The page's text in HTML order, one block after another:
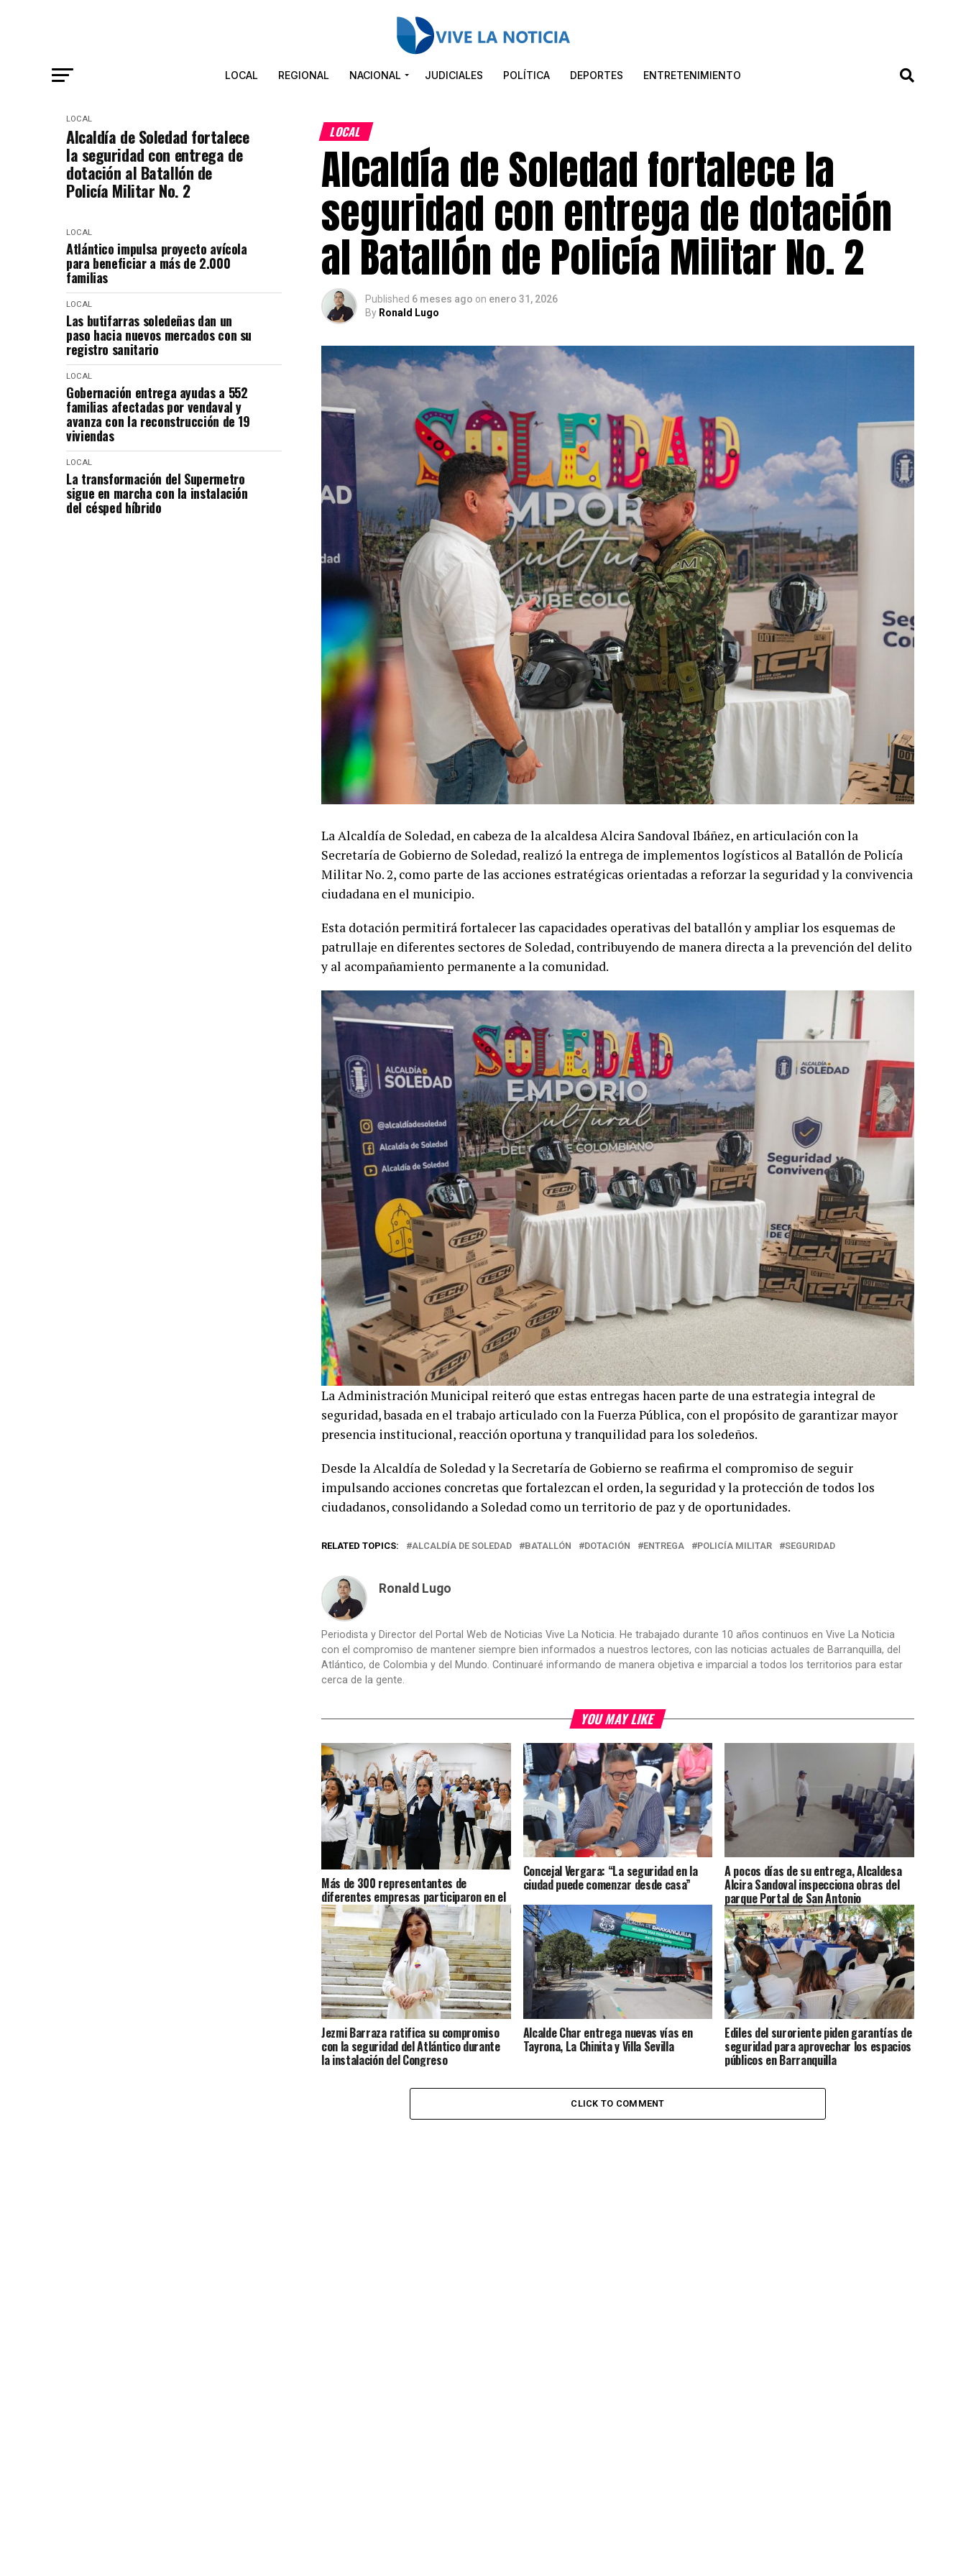
LOCAL REGIONAL NACIONAL JUDICIALES POLÍTICA DEPORTES ENTRETENIMIENTO
LOCAL
Alcaldía de Soledad fortalece
la seguridad con entrega de
dotación al Batallón de
Policía Militar No. 2
LOCAL
Atlántico impulsa proyecto avícola
para beneficiar a más de 2.000
familias
LOCAL
Las butifarras soledeñas dan un
paso hacia nuevos mercados con su
registro sanitario
LOCAL
Gobernación entrega ayudas a 552
familias afectadas por vendaval y
avanza con la reconstrucción de 19
viviendas
LOCAL
La transformación del Supermetro
sigue en marcha con la instalación
del césped híbrido
LOCAL
Alcaldía de Soledad fortalece la
seguridad con entrega de dotación
al Batallón de Policía Militar No. 2
Published 6 meses ago on enero 31, 2026
By Ronald Lugo
La Alcaldía de Soledad, en cabeza de la alcaldesa Alcira Sandoval Ibáñez, en articulación con la
Secretaría de Gobierno de Soledad, realizó la entrega de implementos logísticos al Batallón de Policía
Militar No. 2, como parte de las acciones estratégicas orientadas a reforzar la seguridad y la convivencia
ciudadana en el municipio.
Esta dotación permitirá fortalecer las capacidades operativas del batallón y ampliar los esquemas de
patrullaje en diferentes sectores de Soledad, contribuyendo de manera directa a la prevención del delito
y al acompañamiento permanente a la comunidad.
La Administración Municipal reiteró que estas entregas hacen parte de una estrategia integral de
seguridad, basada en el trabajo articulado con la Fuerza Pública, con el propósito de garantizar mayor
presencia institucional, reacción oportuna y tranquilidad para los soledeños.
Desde la Alcaldía de Soledad y la Secretaría de Gobierno se reafirma el compromiso de seguir
impulsando acciones concretas que fortalezcan el orden, la seguridad y la protección de todos los
ciudadanos, consolidando a Soledad como un territorio de paz y de oportunidades.
RELATED TOPICS: ALCALDÍA DE SOLEDAD BATALLÓN DOTACIÓN ENTREGA POLICÍA MILITAR SEGURIDAD
Ronald Lugo
Periodista y Director del Portal Web de Noticias Vive La Noticia. He trabajado durante 10 años continuos en Vive La Noticia
con el compromiso de mantener siempre bien informados a nuestros lectores, con las noticias actuales de Barranquilla, del
Atlántico, de Colombia y del Mundo. Continuaré informando de manera objetiva e imparcial a todos los territorios para estar
cerca de la gente.
YOU MAY LIKE
Más de 300 representantes de
diferentes empresas participaron en el
4.º Congreso de Seguridad y Salud en el
Trabajo en Soledad
Concejal Vergara: “La seguridad en la
ciudad puede comenzar desde casa”
A pocos días de su entrega, Alcaldesa
Alcira Sandoval inspecciona obras del
parque Portal de San Antonio
Jezmi Barraza ratifica su compromiso
con la seguridad del Atlántico durante
la instalación del Congreso
Alcalde Char entrega nuevas vías en
Tayrona, La Chinita y Villa Sevilla
Ediles del suroriente piden garantías de
seguridad para aprovechar los espacios
públicos en Barranquilla
CLICK TO COMMENT